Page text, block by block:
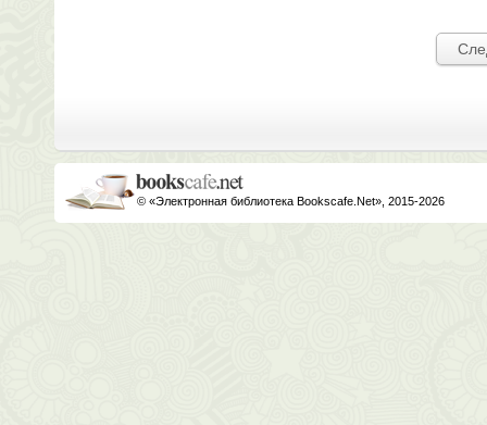
© «Электронная библиотека Bookscafe.Net», 2015-2026